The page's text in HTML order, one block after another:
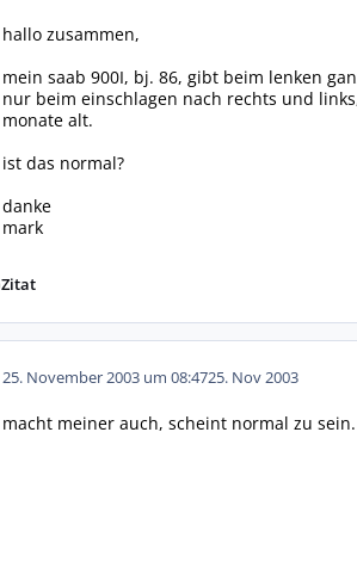
hallo zusammen,
mein saab 900I, bj. 86, gibt beim lenken
nur beim einschlagen nach rechts und
monate alt.
ist das normal?
danke
mark
Zitat
25. November 2003 um 08:4725. Nov 2003
macht meiner auch, scheint normal zu sein.